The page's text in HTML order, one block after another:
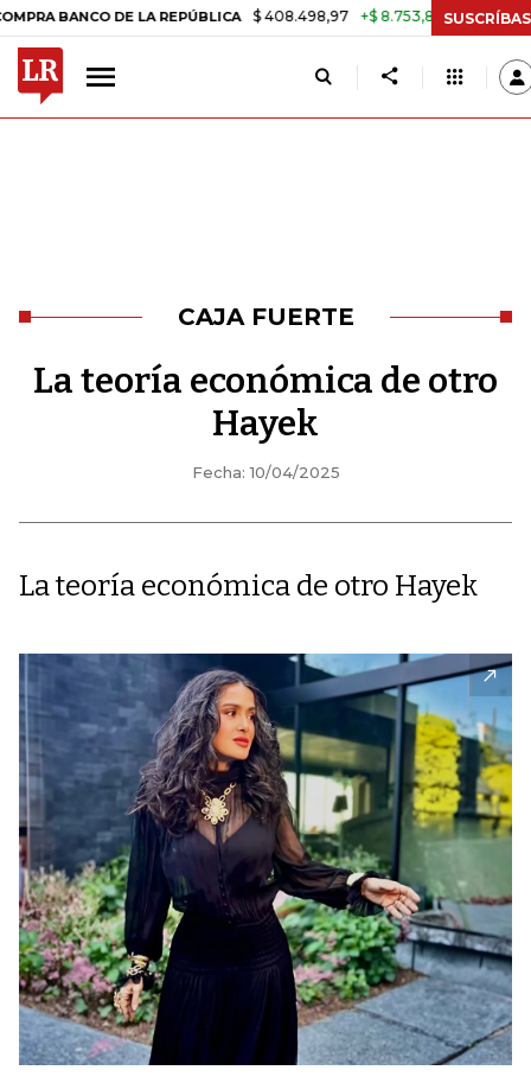
DE LA REPÚBLICA $ 408.498,97 +$ 8.753,81 +2,19% TASA DE
CAJA FUERTE
La teoría económica de otro
Hayek
Fecha: 10/04/2025
La teoría económica de otro Hayek